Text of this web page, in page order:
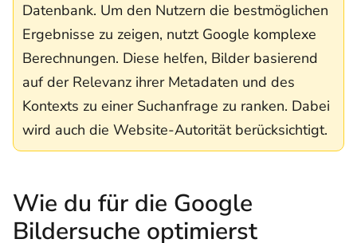
Datenbank. Um den Nutzern die bestmöglichen
Ergebnisse zu zeigen, nutzt Google komplexe
Berechnungen. Diese helfen, Bilder basierend
auf der Relevanz ihrer Metadaten und des
Kontexts zu einer Suchanfrage zu ranken. Dabei
wird auch die Website-Autorität berücksichtigt.
Wie du für die Google
Bildersuche optimierst